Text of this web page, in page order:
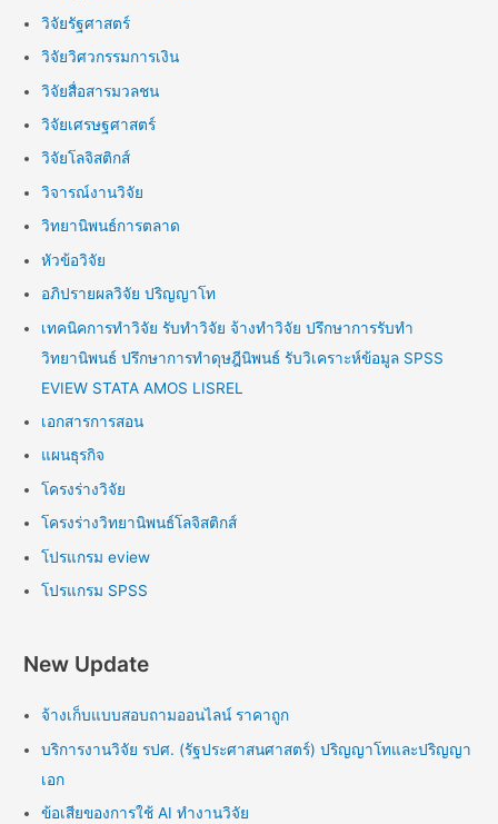
วิจัยรัฐศาสตร์
วิจัยวิศวกรรมการเงิน
วิจัยสื่อสารมวลชน
วิจัยเศรษฐศาสตร์
วิจัยโลจิสติกส์
วิจารณ์งานวิจัย
วิทยานิพนธ์การตลาด
หัวข้อวิจัย
อภิปรายผลวิจัย ปริญญาโท
เทคนิคการทำวิจัย รับทำวิจัย จ้างทำวิจัย ปรึกษาการรับทำ
วิทยานิพนธ์ ปรึกษาการทำดุษฎีนิพนธ์ รับวิเคราะห์ข้อมูล SPSS
EVIEW STATA AMOS LISREL
เอกสารการสอน
แผนธุรกิจ
โครงร่างวิจัย
โครงร่างวิทยานิพนธ์โลจิสติกส์
โปรแกรม eview
โปรแกรม SPSS
New Update
จ้างเก็บแบบสอบถามออนไลน์ ราคาถูก
บริการงานวิจัย รปศ. (รัฐประศาสนศาสตร์) ปริญญาโทและปริญญา
เอก
ข้อเสียของการใช้ AI ทำงานวิจัย